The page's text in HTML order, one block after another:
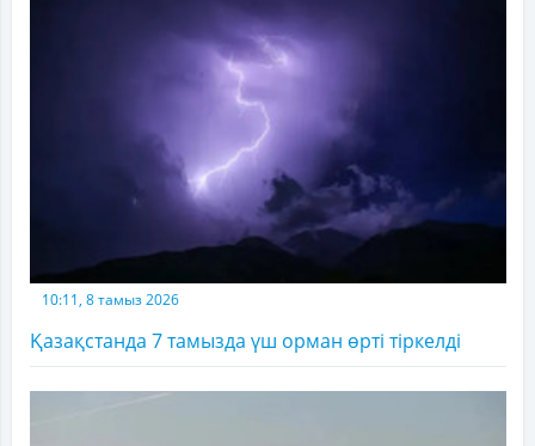
10:11, 8 тамыз 2026
Қазақстанда 7 тамызда үш орман өрті тіркелді